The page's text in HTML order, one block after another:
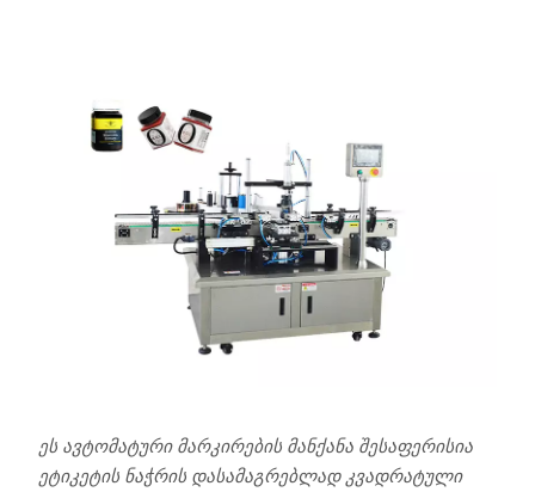
ეს ავტომატური მარკირების მანქანა შესაფერისია
ეტიკეტის ნაჭრის დასამაგრებლად კვადრატული